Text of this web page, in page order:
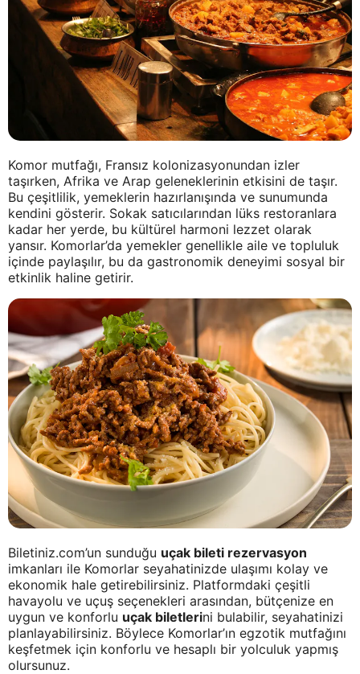
Komor mutfağı, Fransız kolonizasyonundan izler
taşırken, Afrika ve Arap geleneklerinin etkisini de taşır.
Bu çeşitlilik, yemeklerin hazırlanışında ve sunumunda
kendini gösterir. Sokak satıcılarından lüks restoranlara
kadar her yerde, bu kültürel harmoni lezzet olarak
yansır. Komorlar’da yemekler genellikle aile ve topluluk
içinde paylaşılır, bu da gastronomik deneyimi sosyal bir
etkinlik haline getirir.
Biletiniz.com’un sunduğu uçak bileti rezervasyon
imkanları ile Komorlar seyahatinizde ulaşımı kolay ve
ekonomik hale getirebilirsiniz. Platformdaki çeşitli
havayolu ve uçuş seçenekleri arasından, bütçenize en
uygun ve konforlu uçak biletlerini bulabilir, seyahatinizi
planlayabilirsiniz. Böylece Komorlar’ın egzotik mutfağını
keşfetmek için konforlu ve hesaplı bir yolculuk yapmış
olursunuz.